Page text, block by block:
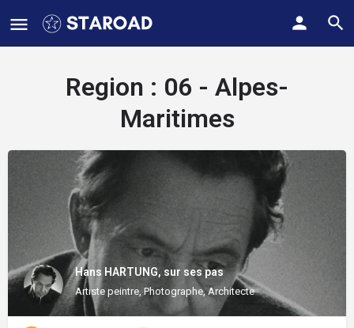
Region : 06 - Alpes-
Maritimes
Hans HARTUNG, sur ses pas
Artiste peintre, Photographe, Architecte